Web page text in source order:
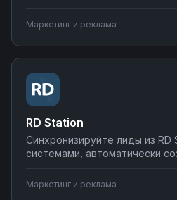
планировщиках и дублируйте
Обрабатывайте каждого лида
потерь через интеграции на
Маркетинг и реклама
RD Station
Синхронизируйте лиды из RD
системами, автоматически
аналитику и отчеты.
воронки без
Маркетинг и реклама